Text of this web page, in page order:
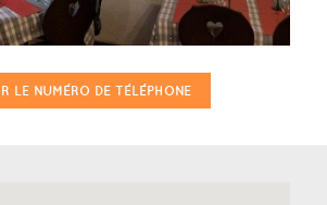
LE NUMÉRO DE TÉLÉPHONE